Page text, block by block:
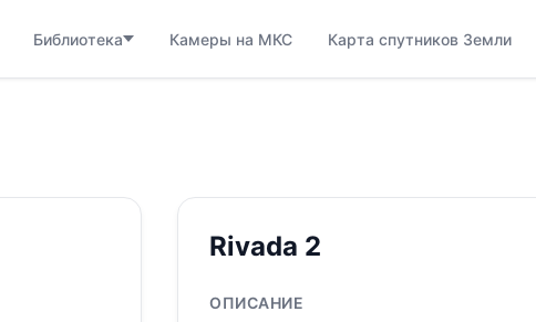
Библиотека Камеры на МКС Карта спутников Земли
Rivada 2
ОПИСАНИЕ